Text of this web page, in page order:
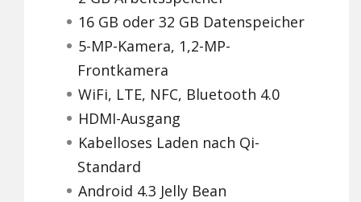
16 GB oder 32 GB Datenspeicher
5-MP-Kamera, 1,2-MP-
Frontkamera
WiFi, LTE, NFC, Bluetooth 4.0
HDMI-Ausgang
Kabelloses Laden nach Qi-
Standard
Android 4.3 Jelly Bean